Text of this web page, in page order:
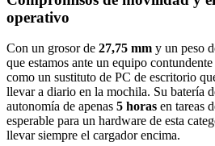
operativo
Con un grosor de 27,75 mm y un peso
que estamos ante un equipo
como un sustituto de PC de escritorio
llevar a diario en la mochila. Su batería
autonomía de apenas 5 horas en tareas
esperable para un hardware de esta
llevar siempre el cargador encima.